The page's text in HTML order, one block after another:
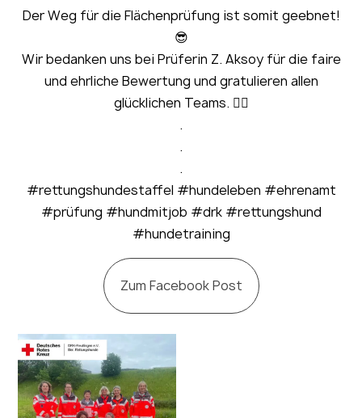
Der Weg für die Flächenprüfung ist somit geebnet!
😎
Wir bedanken uns bei Prüferin Z. Aksoy für die faire
und ehrliche Bewertung und gratulieren allen
glücklichen Teams. 🙂‍↕️
.
.
.
#rettungshundestaffel #hundeleben #ehrenamt
#prüfung #hundmitjob #drk #rettungshund
#hundetraining
Zum Facebook Post